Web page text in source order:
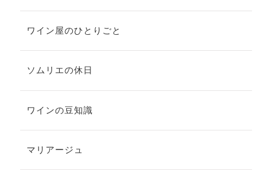
ワイン屋のひとりごと
ソムリエの休日
ワインの豆知識
マリアージュ